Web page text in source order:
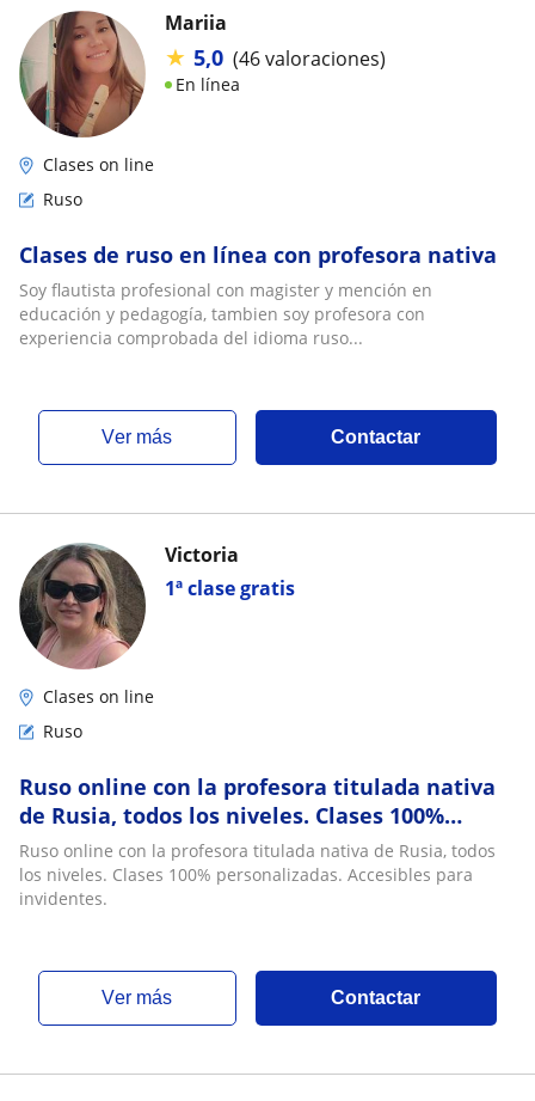
Mariia
★ 5,0 (46 valoraciones)
En línea
Clases on line
Ruso
Clases de ruso en línea con profesora nativa
Soy flautista profesional con magister y mención en
educación y pedagogía, tambien soy profesora con
experiencia comprobada del idioma ruso...
ver más Contactar
1ª clase gratis
Victoria
Clases on line
Ruso
Ruso online con la profesora titulada nativa
de Rusia, todos los niveles. Clases 100%
personalizadas. Accesibles para invidentes
Ruso online con la profesora titulada nativa de Rusia, todos
los niveles. Clases 100% personalizadas. Accesibles para
invidentes.
ver más Contactar